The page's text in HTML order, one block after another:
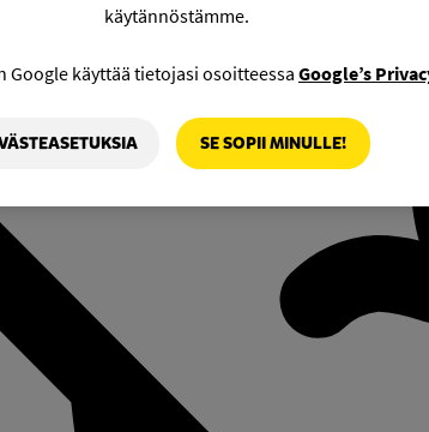
käytännöstämme.
Google käyttää tietojasi osoitteessaGoogle’s
SE SOPII MINULLE!